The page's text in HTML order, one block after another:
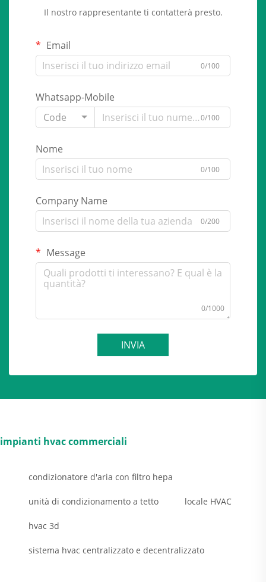
Il nostro rappresentante ti contatterà presto.
Email
0/100
Whatsapp-Mobile
Code
0/100
Nome
0/100
Company Name
0/200
Message
0/1000
INVIA
impianti hvac commerciali
condizionatore d'aria con filtro hepa
unità di condizionamento a tetto locale HVAC
hvac 3d
sistema hvac centralizzato e decentralizzato